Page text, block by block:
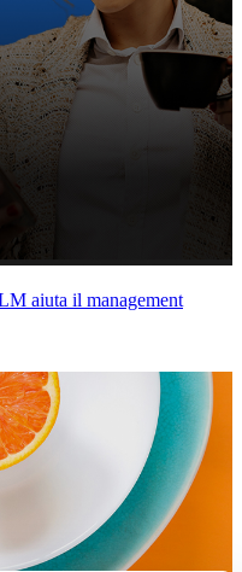
aiuta il management